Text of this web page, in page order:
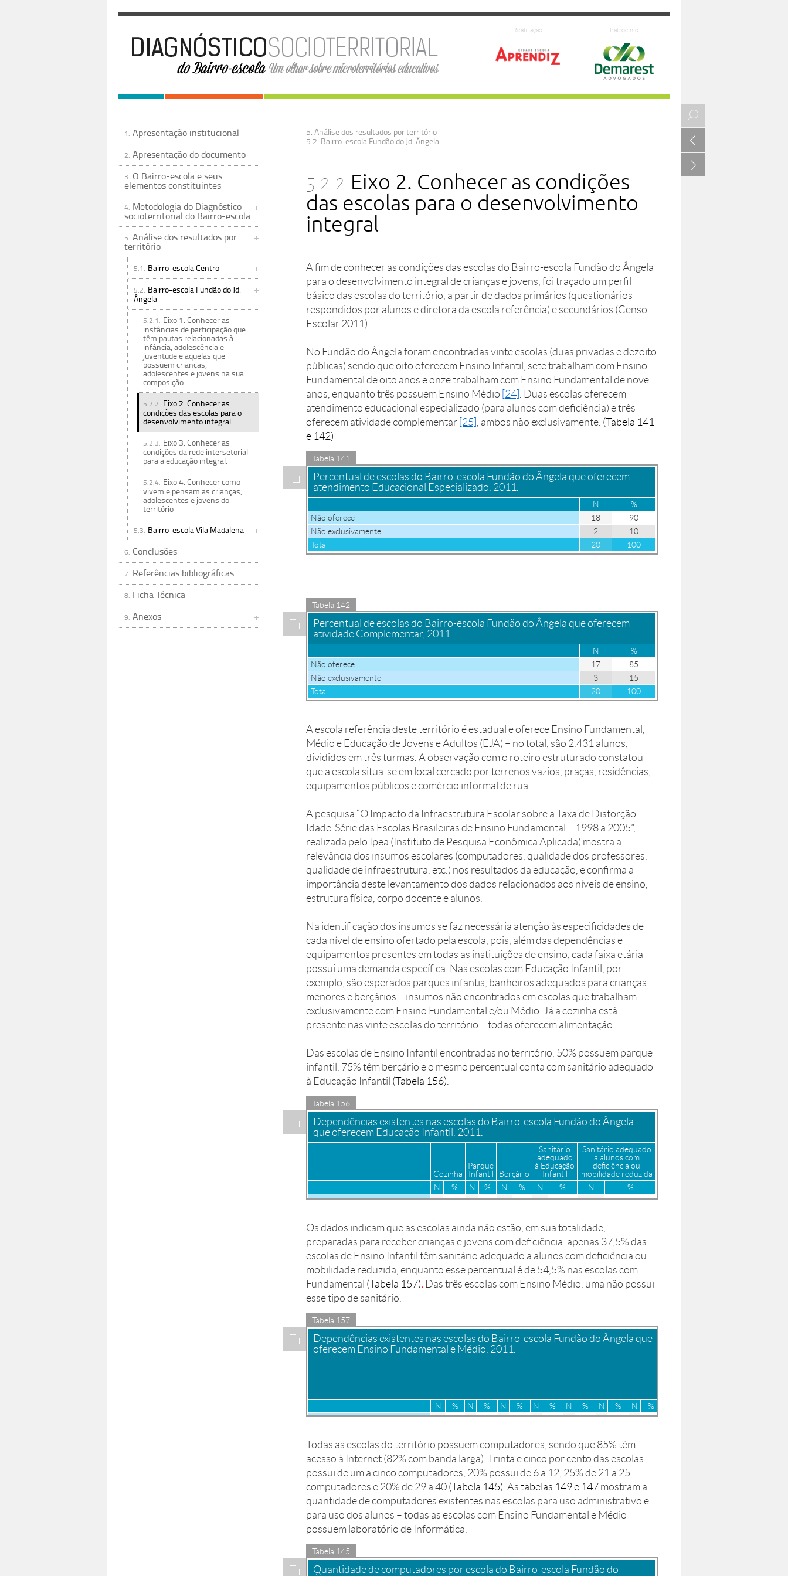
Patrocínio
Realização
1. Apresentação institucional
2. Apresentação do documento
3. O Bairro-escola e seus
elementos constituintes
4. Metodologia do Diagnóstico
socioterritorial do Bairro-escola
5. Análise dos resultados por
território
5.1. Bairro-escola Centro
5.2. Bairro-escola Fundão do Jd.
Ângela
5.2.1. Eixo 1. Conhecer as
instâncias de participação que
têm pautas relacionadas à
infância, adolescência e
juventude e aquelas que
possuem crianças,
adolescentes e jovens na sua
composição.
5.2.2. Eixo 2. Conhecer as
condições das escolas para o
desenvolvimento integral
5.2.3. Eixo 3. Conhecer as
condições da rede intersetorial
para a educação integral.
5.2.4. Eixo 4. Conhecer como
vivem e pensam as crianças,
adolescentes e jovens do
território
5.3. Bairro-escola Vila Madalena
6. Conclusões
7. Referências bibliográficas
8. Ficha Técnica
9. Anexos
5. Análise dos resultados por território
5.2. Bairro-escola Fundão do Jd. Ângela
5.2.2.Eixo 2. Conhecer as condições
das escolas para o desenvolvimento
integral
A fim de conhecer as condições das escolas do Bairro-escola Fundão do Ângela
para o desenvolvimento integral de crianças e jovens, foi traçado um perfil
básico das escolas do território, a partir de dados primários (questionários
respondidos por alunos e diretora da escola referência) e secundários (Censo
Escolar 2011).
No Fundão do Ângela foram encontradas vinte escolas (duas privadas e dezoito
públicas) sendo que oito oferecem Ensino Infantil, sete trabalham com Ensino
Fundamental de oito anos e onze trabalham com Ensino Fundamental de nove
anos, enquanto três possuem Ensino Médio [24] . Duas escolas oferecem
atendimento educacional especializado (para alunos com deficiência) e três
oferecem atividade complementar [25] , ambos não exclusivamente. (Tabela 141
e 142)
Ampliar
Tabela 141
Percentual de escolas do Bairro-escola Fundão do Ângela que oferecem
atendimento Educacional Especializado, 2011.
N
%
Não oferece
18
90
Não exclusivamente
2
10
Total
20 100
Ampliar
Tabela 142
Percentual de escolas do Bairro-escola Fundão do Ângela que oferecem
atividade Complementar, 2011.
N
%
Não oferece
17
85
Não exclusivamente
3
15
Total
20 100
A escola referência deste território é estadual e oferece Ensino Fundamental,
Médio e Educação de Jovens e Adultos (EJA) – no total, são 2.431 alunos,
divididos em três turmas. A observação com o roteiro estruturado constatou
que a escola situa-se em local cercado por terrenos vazios, praças, residências,
equipamentos públicos e comércio informal de rua.
A pesquisa “O Impacto da Infraestrutura Escolar sobre a Taxa de Distorção
Idade-Série das Escolas Brasileiras de Ensino Fundamental – 1998 a 2005”,
realizada pelo Ipea (Instituto de Pesquisa Econômica Aplicada) mostra a
relevância dos insumos escolares (computadores, qualidade dos professores,
qualidade de infraestrutura, etc.) nos resultados da educação, e confirma a
importância deste levantamento dos dados relacionados aos níveis de ensino,
estrutura física, corpo docente e alunos.
Na identificação dos insumos se faz necessária atenção às especificidades de
cada nível de ensino ofertado pela escola, pois, além das dependências e
equipamentos presentes em todas as instituições de ensino, cada faixa etária
possui uma demanda específica. Nas escolas com Educação Infantil, por
exemplo, são esperados parques infantis, banheiros adequados para crianças
menores e berçários – insumos não encontrados em escolas que trabalham
exclusivamente com Ensino Fundamental e/ou Médio. Já a cozinha está
presente nas vinte escolas do território – todas oferecem alimentação.
Das escolas de Ensino Infantil encontradas no território, 50% possuem parque
infantil, 75% têm berçário e o mesmo percentual conta com sanitário adequado
à Educação Infantil (Tabela 156).
Ampliar
Tabela 156
Dependências existentes nas escolas do Bairro-escola Fundão do Ângela
que oferecem Educação Infantil, 2011.
Cozinha
Parque
Infantil
Berçário
Sanitário
adequado
à Educação
Infantil
Sanitário adequado
a alunos com
deficiência ou
mobilidade reduzida
N
% N % N % N % N
%
Creche
8 100 4 50 6 75 6 75 3
37,5
Os dados indicam que as escolas ainda não estão, em sua totalidade,
preparadas para receber crianças e jovens com deficiência: apenas 37,5% das
escolas de Ensino Infantil têm sanitário adequado a alunos com deficiência ou
mobilidade reduzida, enquanto esse percentual é de 54,5% nas escolas com
Fundamental (Tabela 157). Das três escolas com Ensino Médio, uma não possui
esse tipo de sanitário.
Ampliar
Tabela 157
Dependências existentes nas escolas do Bairro-escola Fundão do Ângela que
oferecem Ensino Fundamental e Médio, 2011.
N
% N % N % N % N % N % N
%
Fundamental de 8 anos
7 100 1 14,2 7 100 2 28,5 4 57,1 0 0 5
71,4
Médio
3 100 1 33,3 3 100 1 33,3 2 66,6 0 0,0 2
Todas as escolas do território possuem computadores, sendo que 85% têm
acesso à Internet (82% com banda larga). Trinta e cinco por cento das escolas
possui de um a cinco computadores, 20% possui de 6 a 12, 25% de 21 a 25
computadores e 20% de 29 a 40 (Tabela 145). As tabelas 149 e 147 mostram a
quantidade de computadores existentes nas escolas para uso administrativo e
para uso dos alunos – todas as escolas com Ensino Fundamental e Médio
possuem laboratório de Informática.
Ampliar
Tabela 145
Quantidade de computadores por escola do Bairro-escola Fundão do